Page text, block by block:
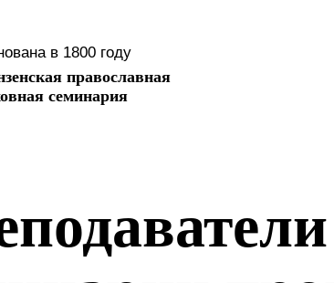
в 1800 году
православная
семинария